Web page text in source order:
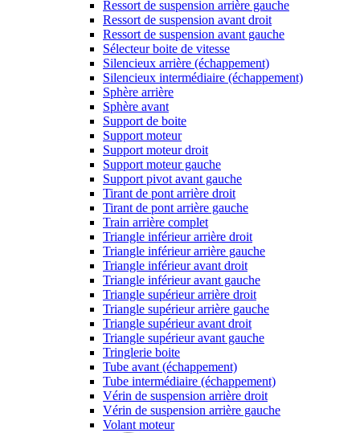
Ressort de suspension arrière gauche
Ressort de suspension avant droit
Ressort de suspension avant gauche
Sélecteur boite de vitesse
Silencieux arrière (échappement)
Silencieux intermédiaire (échappement)
Sphère arrière
Sphère avant
Support de boite
Support moteur
Support moteur droit
Support moteur gauche
Support pivot avant gauche
Tirant de pont arrière droit
Tirant de pont arrière gauche
Train arrière complet
Triangle inférieur arrière droit
Triangle inférieur arrière gauche
Triangle inférieur avant droit
Triangle inférieur avant gauche
Triangle supérieur arrière droit
Triangle supérieur arrière gauche
Triangle supérieur avant droit
Triangle supérieur avant gauche
Tringlerie boite
Tube avant (échappement)
Tube intermédiaire (échappement)
Vérin de suspension arrière droit
Vérin de suspension arrière gauche
Volant moteur